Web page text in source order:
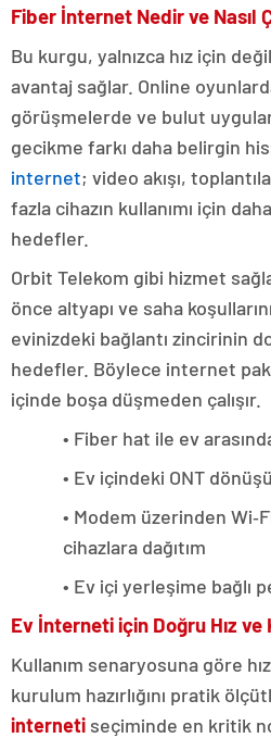
Fiber İnternet Nedir ve Nasıl
Bu kurgu, yalnızca hız için
avantaj sağlar. Online
görüşmelerde ve bulut
gecikme farkı daha belirgin
internet; video akışı,
fazla cihazın kullanımı için
hedefler.
Orbit Telekom gibi hizmet
önce altyapı ve saha
evinizdeki bağlantı zincirinin
hedefler. Böylece internet
içinde boşa düşmeden çalışır.
• Fiber hat ile ev
• Ev içindeki ONT
• Modem üzerinden
cihazlara dağıtım
• Ev içi yerleşime bağlı
Ev İnterneti için Doğru Hız ve
Kullanım senaryosuna göre
kurulum hazırlığını pratik
interneti seçiminde en kritik